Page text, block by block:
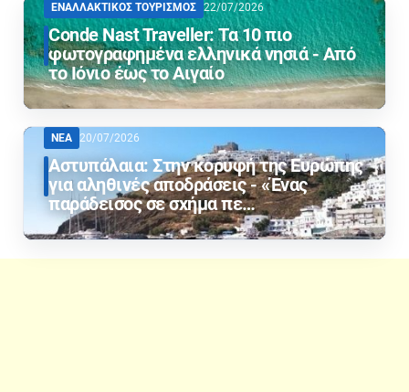
ΕΝΑΛΛΑΚΤΙΚΟΣ ΤΟΥΡΙΣΜΟΣ 22/07/2026
Conde Nast Traveller: Τα 10 πιο
φωτογραφημένα ελληνικά νησιά - Από
το Ιόνιο έως το Αιγαίο
ΝΕΑ 20/07/2026
Αστυπάλαια: Στην κορυφή της Ευρώπης
για αληθινές αποδράσεις - «Ένας
παράδεισος σε σχήμα πε…